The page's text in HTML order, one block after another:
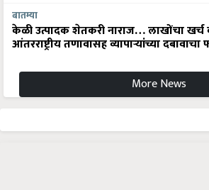
बातम्या
केळी उत्पादक शेतकरी नाराज… लाखोंचा खर्च
आंतरराष्ट्रीय तणावासह व्यापाऱ्यांच्या
More News